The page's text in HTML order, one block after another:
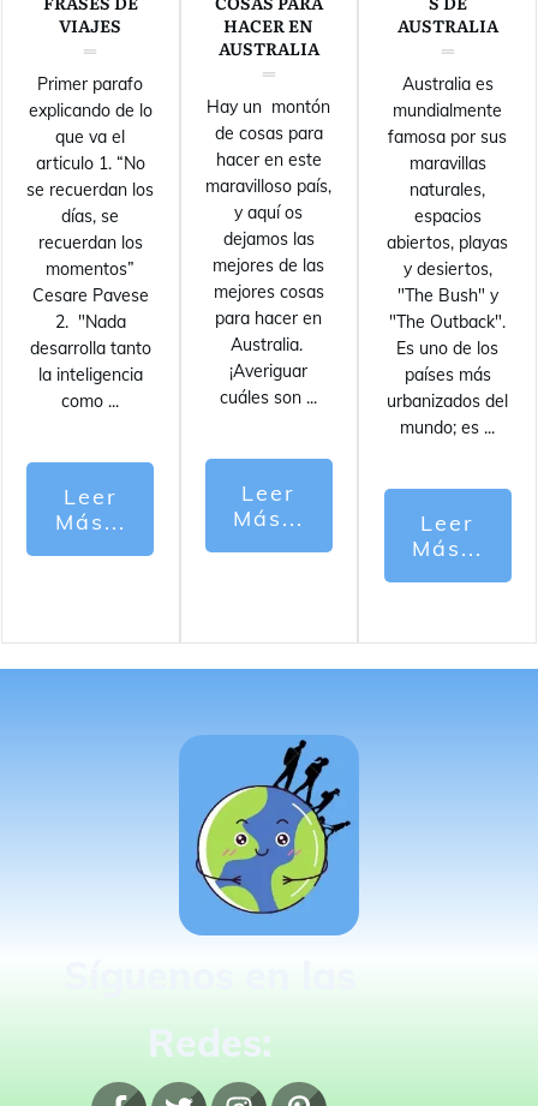
VIAJES
Primer parafo
explicando de lo
que va el
articulo 1. “No
se recuerdan los
días, se
recuerdan los
momentos”
Cesare Pavese
2. "Nada
desarrolla tanto
la inteligencia
como ...
Leer
Más...
HACER EN
AUSTRALIA
Hay un montón
de cosas para
hacer en este
maravilloso país,
y aquí os
dejamos las
mejores de las
mejores cosas
para hacer en
Australia.
¡Averiguar
cuáles son ...
Leer
Más...
AUSTRALIA
Australia es
mundialmente
famosa por sus
maravillas
naturales,
espacios
abiertos, playas
y desiertos,
"The Bush" y
"The Outback".
Es uno de los
países más
urbanizados del
mundo; es ...
Leer
Más...
Redes: